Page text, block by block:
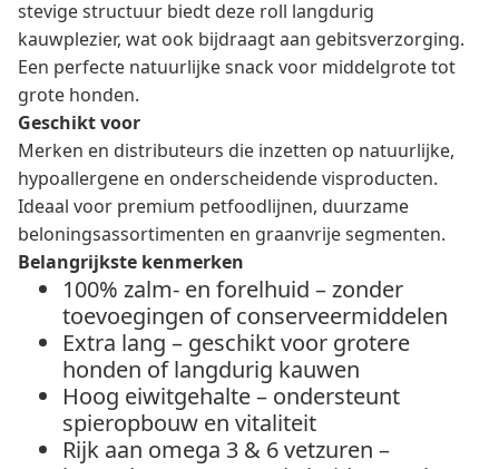
stevige structuur biedt deze roll langdurig
kauwplezier, wat ook bijdraagt aan gebitsverzorging.
Een perfecte natuurlijke snack voor middelgrote tot
grote honden.
Geschikt voor
Merken en distributeurs die inzetten op natuurlijke,
hypoallergene en onderscheidende visproducten.
Ideaal voor premium petfoodlijnen, duurzame
beloningsassortimenten en graanvrije segmenten.
Belangrijkste kenmerken
100% zalm- en forelhuid – zonder
toevoegingen of conserveermiddelen
Extra lang – geschikt voor grotere
honden of langdurig kauwen
Hoog eiwitgehalte – ondersteunt
spieropbouw en vitaliteit
Rijk aan omega 3 & 6 vetzuren –